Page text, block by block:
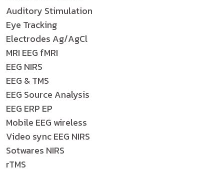
Auditory Stimulation
Eye Tracking
Electrodes Ag/AgCl
MRI EEG fMRI
EEG NIRS
EEG & TMS
EEG Source Analysis
EEG ERP EP
Mobile EEG wireless
Video sync EEG NIRS
Sotwares NIRS
rTMS